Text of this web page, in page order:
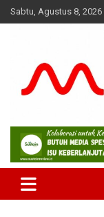
Skip
to
Sabtu, Agustus 8, 2026
MulaMula
Medianya para Gen